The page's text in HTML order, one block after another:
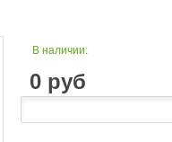
В наличии:
0 руб